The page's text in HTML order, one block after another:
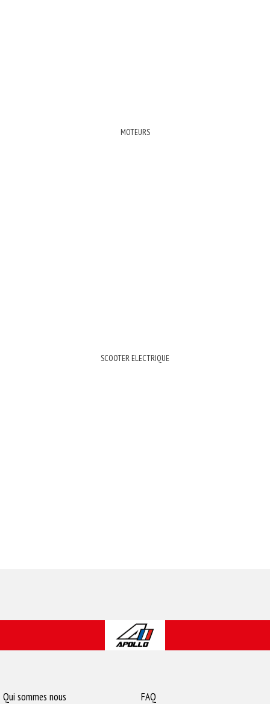
MOTEURS
SCOOTER ELECTRIQUE
Qui sommes nous FAQ